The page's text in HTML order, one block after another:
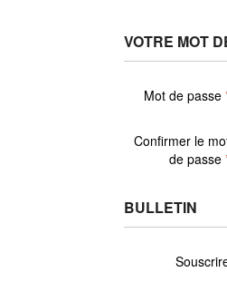
VOTRE MOT
Mot de passe
Confirmer le
de passe
BULLETIN